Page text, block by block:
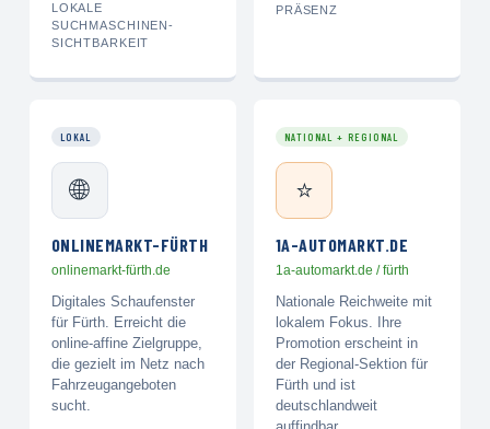
LOKALE
SUCHMASCHINEN-
SICHTBARKEIT
PRÄSENZ
LOKAL
🌐
ONLINEMARKT-FÜRTH
onlinemarkt-fürth.de
Digitales Schaufenster
für Fürth. Erreicht die
online-affine Zielgruppe,
die gezielt im Netz nach
Fahrzeugangeboten
sucht.
NATIONAL + REGIONAL
⭐
1A-AUTOMARKT.DE
1a-automarkt.de / fürth
Nationale Reichweite mit
lokalem Fokus. Ihre
Promotion erscheint in
der Regional-Sektion für
Fürth und ist
deutschlandweit